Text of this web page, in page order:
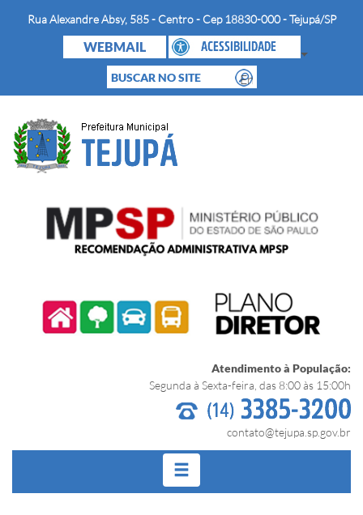
Rua Alexandre Absy, 585 - Centro - Cep 18830-000 - Tejupá/SP
WEBMAIL
Atendimento à População:
Segunda à Sexta-feira, das 8:00 às 15:00h
contato@tejupa.sp.gov.br